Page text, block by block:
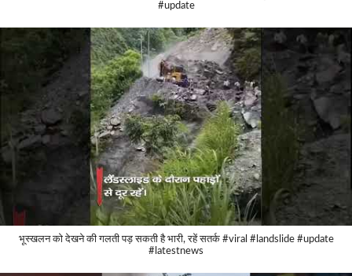
#update
भूस्खलन को देखने की गलती पड़ सकती है भारी, रहें सतर्क #viral #landslide #update
#latestnews